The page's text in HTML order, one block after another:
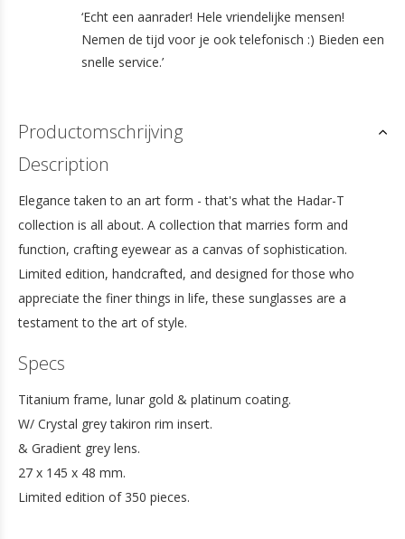
‘Echt een aanrader! Hele vriendelijke mensen!
Nemen de tijd voor je ook telefonisch :) Bieden een
snelle service.’
Productomschrijving
Description
Elegance taken to an art form - that's what the Hadar-T
collection is all about. A collection that marries form and
function, crafting eyewear as a canvas of sophistication.
Limited edition, handcrafted, and designed for those who
appreciate the finer things in life, these sunglasses are a
testament to the art of style.
Specs
Titanium frame, lunar gold & platinum coating.
W/ Crystal grey takiron rim insert.
& Gradient grey lens.
27 x 145 x 48 mm.
Limited edition of 350 pieces.